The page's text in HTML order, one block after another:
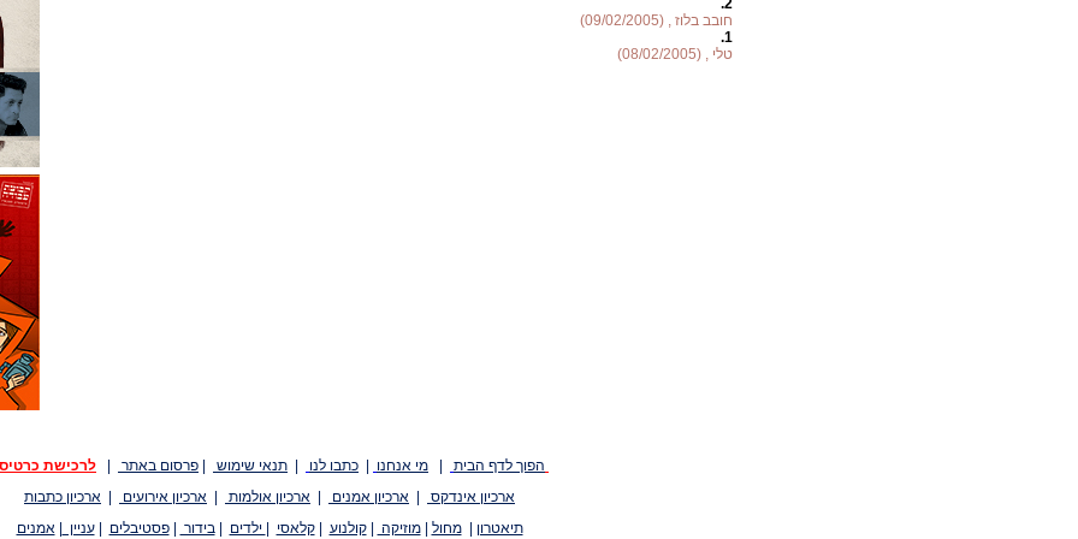
2.
חובב בלוז , (09/02/2005)
1.
טלי , (08/02/2005)
הפוך לדף הבית מי אנחנו כתבו לנו תנאי שימוש פרסום באתר
לרכישת
ארכיון אינדקס
ארכיון אמנים ארכיון אולמות ארכיון אירועים
ארכיון כתבות
תיאטרון
|מחול |מוזיקה |קולנוע |קלאסי ילדים |בידור |פסטיבלים |עניין |אמנים